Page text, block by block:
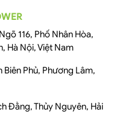
116, Phố Nhân Hòa,
Hà Nội, Việt Nam
Biên Phủ, Phương Lâm,
Đằng, Thủy Nguyên, Hải